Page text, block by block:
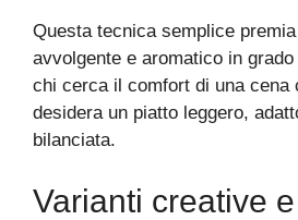
Questa tecnica semplice
avvolgente e aromatico in
chi cerca il comfort di una cena
desidera un piatto leggero,
bilanciata.
Varianti creative